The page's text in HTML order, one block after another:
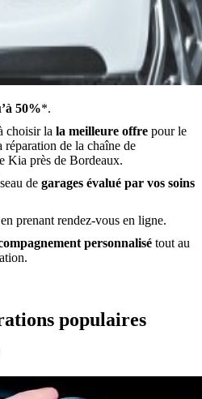
50%*.
choisir la la meilleure offre pour le
réparation de la chaîne de
Kia près de Bordeaux.
de garages évalué par vos soins
en prenant rendez-vous en ligne.
personnalisé tout au
populaires